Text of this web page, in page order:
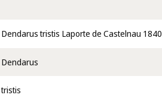
Dendarus tristis Laporte de Castelnau 1840
Dendarus
tristis